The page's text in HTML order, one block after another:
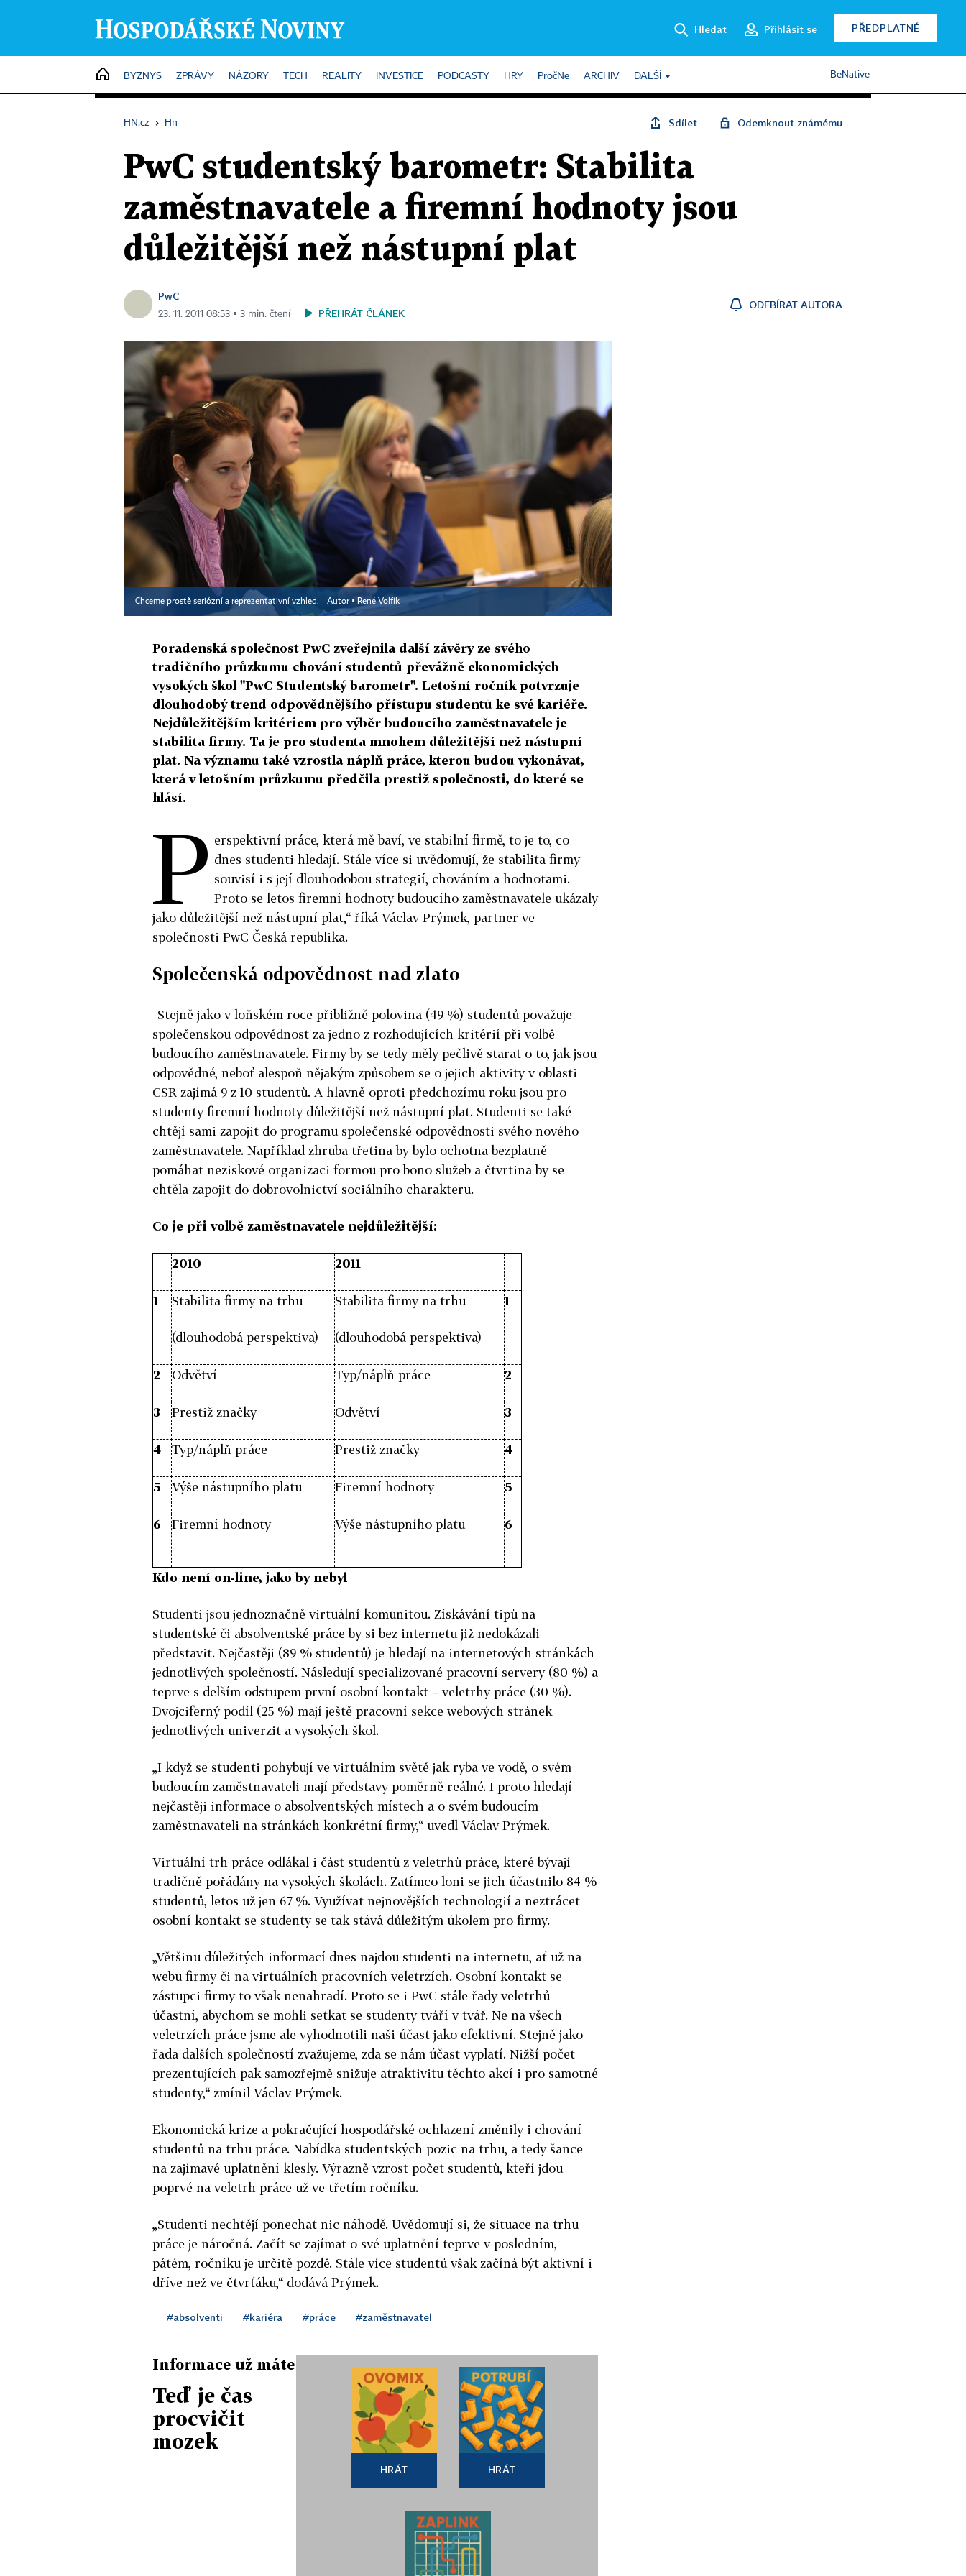
Hledat Přihlásit se PŘEDPLATNÉ
HOME
BYZNYS ZPRÁVY NÁZORY TECH REALITY INVESTICE PODCASTY HRY PročNe ARCHIV DALŠÍ BeNative
HN.cz › Hn Sdílet Odemknout známému
PwC studentský barometr: Stabilita
zaměstnavatele a firemní hodnoty jsou
důležitější než nástupní plat
PwC
23. 11. 2011 08:53 ▪ 3 min. čtení PŘEHRÁT ČLÁNEK
ODEBÍRAT AUTORA
Chceme prostě seriózní a reprezentativní vzhled. Autor ▪ René Volfík
Poradenská společnost PwC zveřejnila další závěry ze svého
tradičního průzkumu chování studentů převážně ekonomických
vysokých škol "PwC Studentský barometr". Letošní ročník potvrzuje
dlouhodobý trend odpovědnějšího přístupu studentů ke své kariéře.
Nejdůležitějším kritériem pro výběr budoucího zaměstnavatele je
stabilita firmy. Ta je pro studenta mnohem důležitější než nástupní
plat. Na významu také vzrostla náplň práce, kterou budou vykonávat,
která v letošním průzkumu předčila prestiž společnosti, do které se
hlásí.
P erspektivní práce, která mě baví, ve stabilní firmě, to je to, co
dnes studenti hledají. Stále více si uvědomují, že stabilita firmy
souvisí i s její dlouhodobou strategií, chováním a hodnotami.
Proto se letos firemní hodnoty budoucího zaměstnavatele ukázaly
jako důležitější než nástupní plat,“ říká Václav Prýmek, partner ve
společnosti PwC Česká republika.
Společenská odpovědnost nad zlato
Stejně jako v loňském roce přibližně polovina (49 %) studentů považuje
společenskou odpovědnost za jedno z rozhodujících kritérií při volbě
budoucího zaměstnavatele. Firmy by se tedy měly pečlivě starat o to, jak jsou
odpovědné, neboť alespoň nějakým způsobem se o jejich aktivity v oblasti
CSR zajímá 9 z 10 studentů. A hlavně oproti předchozímu roku jsou pro
studenty firemní hodnoty důležitější než nástupní plat. Studenti se také
chtějí sami zapojit do programu společenské odpovědnosti svého nového
zaměstnavatele. Například zhruba třetina by bylo ochotna bezplatně
pomáhat neziskové organizaci formou pro bono služeb a čtvrtina by se
chtěla zapojit do dobrovolnictví sociálního charakteru.
Co je při volbě zaměstnavatele nejdůležitější:
2010 2011
1 Stabilita firmy na trhu
(dlouhodobá perspektiva)
Stabilita firmy na trhu
(dlouhodobá perspektiva)
1
2 Odvětví Typ/náplň práce 2
3 Prestiž značky Odvětví 3
4 Typ/náplň práce Prestiž značky 4
5 Výše nástupního platu Firemní hodnoty 5
6 Firemní hodnoty Výše nástupního platu 6
Kdo není on-line, jako by nebyl
Studenti jsou jednoznačně virtuální komunitou. Získávání tipů na
studentské či absolventské práce by si bez internetu již nedokázali
představit. Nejčastěji (89 % studentů) je hledají na internetových stránkách
jednotlivých společností. Následují specializované pracovní servery (80 %) a
teprve s delším odstupem první osobní kontakt – veletrhy práce (30 %).
Dvojciferný podíl (25 %) mají ještě pracovní sekce webových stránek
jednotlivých univerzit a vysokých škol.
„I když se studenti pohybují ve virtuálním světě jak ryba ve vodě, o svém
budoucím zaměstnavateli mají představy poměrně reálné. I proto hledají
nejčastěji informace o absolventských místech a o svém budoucím
zaměstnavateli na stránkách konkrétní firmy,“ uvedl Václav Prýmek.
Virtuální trh práce odlákal i část studentů z veletrhů práce, které bývají
tradičně pořádány na vysokých školách. Zatímco loni se jich účastnilo 84 %
studentů, letos už jen 67 %. Využívat nejnovějších technologií a neztrácet
osobní kontakt se studenty se tak stává důležitým úkolem pro firmy.
„Většinu důležitých informací dnes najdou studenti na internetu, ať už na
webu firmy či na virtuálních pracovních veletrzích. Osobní kontakt se
zástupci firmy to však nenahradí. Proto se i PwC stále řady veletrhů
účastní, abychom se mohli setkat se studenty tváří v tvář. Ne na všech
veletrzích práce jsme ale vyhodnotili naši účast jako efektivní. Stejně jako
řada dalších společností zvažujeme, zda se nám účast vyplatí. Nižší počet
prezentujících pak samozřejmě snižuje atraktivitu těchto akcí i pro samotné
studenty,“ zmínil Václav Prýmek.
Ekonomická krize a pokračující hospodářské ochlazení změnily i chování
studentů na trhu práce. Nabídka studentských pozic na trhu, a tedy šance
na zajímavé uplatnění klesly. Výrazně vzrost počet studentů, kteří jdou
poprvé na veletrh práce už ve třetím ročníku.
„Studenti nechtějí ponechat nic náhodě. Uvědomují si, že situace na trhu
práce je náročná. Začít se zajímat o své uplatnění teprve v posledním,
pátém, ročníku je určitě pozdě. Stále více studentů však začíná být aktivní i
dříve než ve čtvrťáku,“ dodává Prýmek.
#absolventi #kariéra #práce #zaměstnavatel
Informace už máte
Teď je čas
procvičit
mozek
HRÁT HRÁT